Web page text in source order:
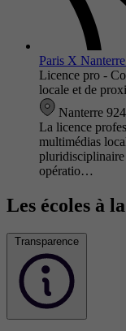
Paris X
Licence pro -
locale et de
Nanterre
La licence
multimédias
pluridisciplinaire
opératio…
Les écoles à
Transparence